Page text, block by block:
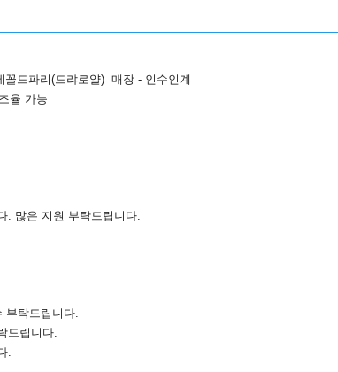
드파리(드랴로얄) 매장 - 인수인계
율 가능
많은 지원 부탁드립니다.
탁드립니다.
드립니다.
.